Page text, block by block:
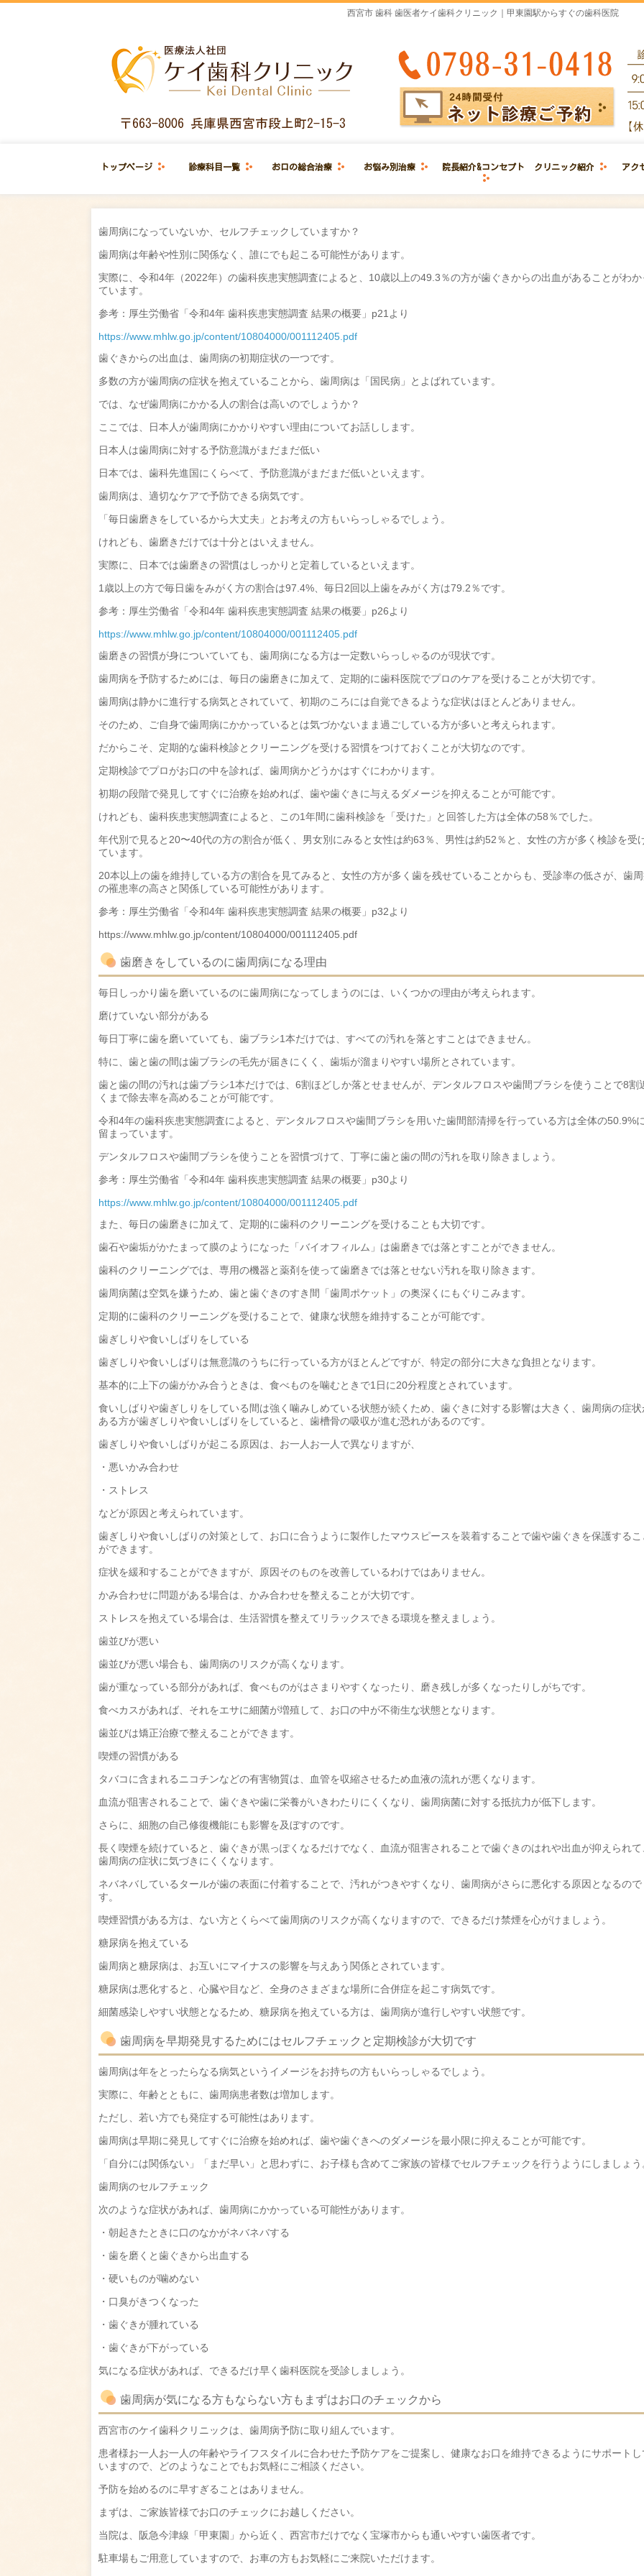
西宮市 歯科 歯医者ケイ歯科クリニック｜甲東園駅からすぐの歯科医院
トップページ 診療科目一覧 お口の総合治療 お悩み別治療 院長紹介&コンセプト クリニック紹介 アク
歯周病になっていないか、セルフチェックしていますか？
歯周病は年齢や性別に関係なく、誰にでも起こる可能性があります。
実際に、令和4年（2022年）の歯科疾患実態調査によると、10歳以上の49.3％の方が歯ぐきからの出血があることがわか
ています。
参考：厚生労働省「令和4年 歯科疾患実態調査 結果の概要」p21より
https://www.mhlw.go.jp/content/10804000/001112405.pdf
歯ぐきからの出血は、歯周病の初期症状の一つです。
多数の方が歯周病の症状を抱えていることから、歯周病は「国民病」とよばれています。
では、なぜ歯周病にかかる人の割合は高いのでしょうか？
ここでは、日本人が歯周病にかかりやすい理由についてお話しします。
日本人は歯周病に対する予防意識がまだまだ低い
日本では、歯科先進国にくらべて、予防意識がまだまだ低いといえます。
歯周病は、適切なケアで予防できる病気です。
「毎日歯磨きをしているから大丈夫」とお考えの方もいらっしゃるでしょう。
けれども、歯磨きだけでは十分とはいえません。
実際に、日本では歯磨きの習慣はしっかりと定着しているといえます。
1歳以上の方で毎日歯をみがく方の割合は97.4%、毎日2回以上歯をみがく方は79.2％です。
参考：厚生労働省「令和4年 歯科疾患実態調査 結果の概要」p26より
https://www.mhlw.go.jp/content/10804000/001112405.pdf
歯磨きの習慣が身についていても、歯周病になる方は一定数いらっしゃるのが現状です。
歯周病を予防するためには、毎日の歯磨きに加えて、定期的に歯科医院でプロのケアを受けることが大切です。
歯周病は静かに進行する病気とされていて、初期のころには自覚できるような症状はほとんどありません。
そのため、ご自身で歯周病にかかっているとは気づかないまま過ごしている方が多いと考えられます。
だからこそ、定期的な歯科検診とクリーニングを受ける習慣をつけておくことが大切なのです。
定期検診でプロがお口の中を診れば、歯周病かどうかはすぐにわかります。
初期の段階で発見してすぐに治療を始めれば、歯や歯ぐきに与えるダメージを抑えることが可能です。
けれども、歯科疾患実態調査によると、この1年間に歯科検診を「受けた」と回答した方は全体の58％でした。
年代別で見ると20〜40代の方の割合が低く、男女別にみると女性は約63％、男性は約52％と、女性の方が多く検診を受
ています。
20本以上の歯を維持している方の割合を見てみると、女性の方が多く歯を残せていることからも、受診率の低さが、歯
の罹患率の高さと関係している可能性があります。
参考：厚生労働省「令和4年 歯科疾患実態調査 結果の概要」p32より
https://www.mhlw.go.jp/content/10804000/001112405.pdf
歯磨きをしているのに歯周病になる理由
毎日しっかり歯を磨いているのに歯周病になってしまうのには、いくつかの理由が考えられます。
磨けていない部分がある
毎日丁寧に歯を磨いていても、歯ブラシ1本だけでは、すべての汚れを落とすことはできません。
特に、歯と歯の間は歯ブラシの毛先が届きにくく、歯垢が溜まりやすい場所とされています。
歯と歯の間の汚れは歯ブラシ1本だけでは、6割ほどしか落とせませんが、デンタルフロスや歯間ブラシを使うことで8割
くまで除去率を高めることが可能です。
令和4年の歯科疾患実態調査によると、デンタルフロスや歯間ブラシを用いた歯間部清掃を行っている方は全体の50.9%
留まっています。
デンタルフロスや歯間ブラシを使うことを習慣づけて、丁寧に歯と歯の間の汚れを取り除きましょう。
参考：厚生労働省「令和4年 歯科疾患実態調査 結果の概要」p30より
https://www.mhlw.go.jp/content/10804000/001112405.pdf
また、毎日の歯磨きに加えて、定期的に歯科のクリーニングを受けることも大切です。
歯石や歯垢がかたまって膜のようになった「バイオフィルム」は歯磨きでは落とすことができません。
歯科のクリーニングでは、専用の機器と薬剤を使って歯磨きでは落とせない汚れを取り除きます。
歯周病菌は空気を嫌うため、歯と歯ぐきのすき間「歯周ポケット」の奥深くにもぐりこみます。
定期的に歯科のクリーニングを受けることで、健康な状態を維持することが可能です。
歯ぎしりや食いしばりをしている
歯ぎしりや食いしばりは無意識のうちに行っている方がほとんどですが、特定の部分に大きな負担となります。
基本的に上下の歯がかみ合うときは、食べものを噛むときで1日に20分程度とされています。
食いしばりや歯ぎしりをしている間は強く噛みしめている状態が続くため、歯ぐきに対する影響は大きく、歯周病の症状
ある方が歯ぎしりや食いしばりをしていると、歯槽骨の吸収が進む恐れがあるのです。
歯ぎしりや食いしばりが起こる原因は、お一人お一人で異なりますが、
・悪いかみ合わせ
・ストレス
などが原因と考えられています。
歯ぎしりや食いしばりの対策として、お口に合うように製作したマウスピースを装着することで歯や歯ぐきを保護するこ
ができます。
症状を緩和することができますが、原因そのものを改善しているわけではありません。
かみ合わせに問題がある場合は、かみ合わせを整えることが大切です。
ストレスを抱えている場合は、生活習慣を整えてリラックスできる環境を整えましょう。
歯並びが悪い
歯並びが悪い場合も、歯周病のリスクが高くなります。
歯が重なっている部分があれば、食べものがはさまりやすくなったり、磨き残しが多くなったりしがちです。
食べカスがあれば、それをエサに細菌が増殖して、お口の中が不衛生な状態となります。
歯並びは矯正治療で整えることができます。
喫煙の習慣がある
タバコに含まれるニコチンなどの有害物質は、血管を収縮させるため血液の流れが悪くなります。
血流が阻害されることで、歯ぐきや歯に栄養がいきわたりにくくなり、歯周病菌に対する抵抗力が低下します。
さらに、細胞の自己修復機能にも影響を及ぼすのです。
長く喫煙を続けていると、歯ぐきが黒っぽくなるだけでなく、血流が阻害されることで歯ぐきのはれや出血が抑えられて
歯周病の症状に気づきにくくなります。
ネバネバしているタールが歯の表面に付着することで、汚れがつきやすくなり、歯周病がさらに悪化する原因となるので
す。
喫煙習慣がある方は、ない方とくらべて歯周病のリスクが高くなりますので、できるだけ禁煙を心がけましょう。
糖尿病を抱えている
歯周病と糖尿病は、お互いにマイナスの影響を与えあう関係とされています。
糖尿病は悪化すると、心臓や目など、全身のさまざまな場所に合併症を起こす病気です。
細菌感染しやすい状態となるため、糖尿病を抱えている方は、歯周病が進行しやすい状態です。
歯周病を早期発見するためにはセルフチェックと定期検診が大切です
歯周病は年をとったらなる病気というイメージをお持ちの方もいらっしゃるでしょう。
実際に、年齢とともに、歯周病患者数は増加します。
ただし、若い方でも発症する可能性はあります。
歯周病は早期に発見してすぐに治療を始めれば、歯や歯ぐきへのダメージを最小限に抑えることが可能です。
「自分には関係ない」「まだ早い」と思わずに、お子様も含めてご家族の皆様でセルフチェックを行うようにしましょう
歯周病のセルフチェック
次のような症状があれば、歯周病にかかっている可能性があります。
・朝起きたときに口のなかがネバネバする
・歯を磨くと歯ぐきから出血する
・硬いものが噛めない
・口臭がきつくなった
・歯ぐきが腫れている
・歯ぐきが下がっている
気になる症状があれば、できるだけ早く歯科医院を受診しましょう。
歯周病が気になる方もならない方もまずはお口のチェックから
西宮市のケイ歯科クリニックは、歯周病予防に取り組んでいます。
患者様お一人お一人の年齢やライフスタイルに合わせた予防ケアをご提案し、健康なお口を維持できるようにサポートし
いますので、どのようなことでもお気軽にご相談ください。
予防を始めるのに早すぎることはありません。
まずは、ご家族皆様でお口のチェックにお越しください。
当院は、阪急今津線「甲東園」から近く、西宮市だけでなく宝塚市からも通いやすい歯医者です。
駐車場もご用意していますので、お車の方もお気軽にご来院いただけます。